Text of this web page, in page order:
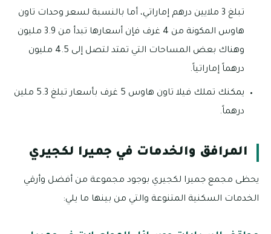
تبلغ 3 ملايين درهم إماراتي، أما بالنسبة لسعر وحدات تاون
هاوس المكونة من 4 غرف فإن أسعارها تبدأ من 3.9 مليون
وهناك بعض المساحات التي تمتد لتصل إلى 4.5 مليون
درهماً إماراتياً.
يمكنك تملك فيلا تاون هاوس 5 غرف بأسعار تبلغ 5.3 ملين
درهماً.
المرافق والخدمات في جميرا لكجيري
يحظى مجمع جميرا لكجيري بوجود مجموعة من أفضل وأرقي
الخدمات السكنية المتنوعة والتي من بينها ما يلي: